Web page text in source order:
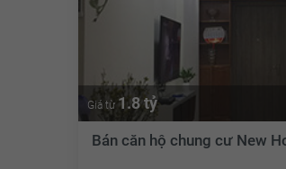
Giá từ 1.8 tỷ
Bán căn hộ chung cư New